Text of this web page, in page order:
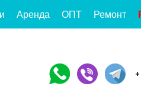
Аренда ОПТ Ремонт